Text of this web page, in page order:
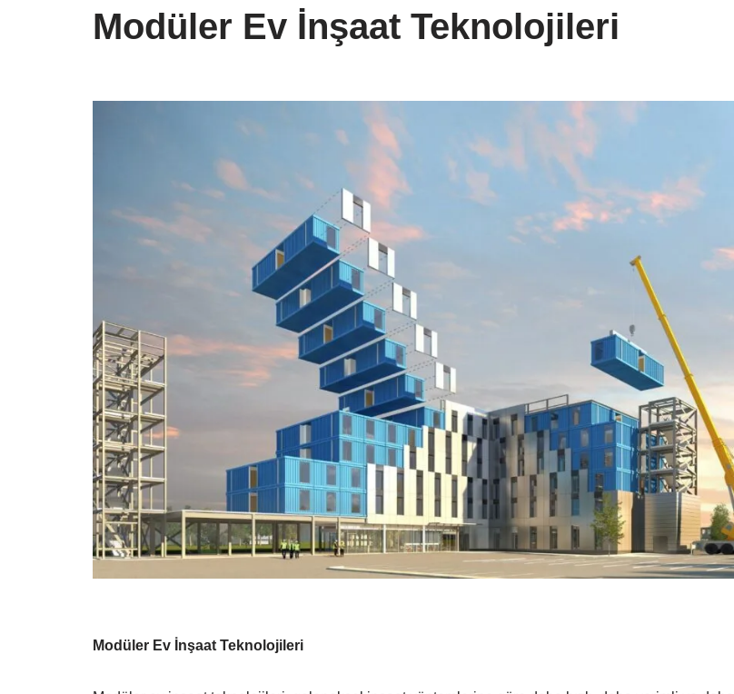
Modüler Ev İnşaat Teknolojileri
Modüler Ev İnşaat Teknolojileri